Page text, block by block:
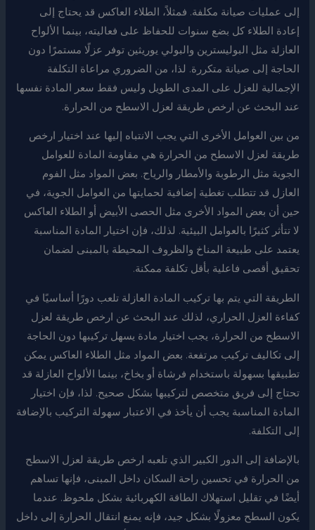
إلى عمليات صيانة مكلفة. فمثلاً، الطلاء العاكس قد يحتاج إلى
إعادة الطلاء كل بضع سنوات للحفاظ على فعاليته، بينما الألواح
العازلة مثل البوليسترين والبولي يوريثين توفر عزلًا مستمرًا دون
الحاجة إلى صيانة متكررة. لذا، من الضروري مراعاة التكلفة
الإجمالية للعزل على المدى الطويل وليس فقط سعر المادة نفسها
عند البحث عن ارخص طريقة لعزل الاسطح من الحرارة.
من بين العوامل الأخرى التي يجب الانتباه إليها عند اختيار ارخص
طريقة لعزل الاسطح من الحرارة هي مقاومة المادة للعوامل
الجوية مثل الرطوبة والأمطار والرياح. بعض المواد مثل الفوم
العازل قد تتطلب تغطية إضافية لحمايتها من العوامل الجوية، في
حين أن بعض المواد الأخرى مثل الحصى الأبيض أو الطلاء العاكس
لا تتأثر كثيرًا بالعوامل البيئية. لذلك، فإن اختيار المادة المناسبة
يعتمد على طبيعة المناخ والظروف المحيطة بالمبنى لضمان
تحقيق أقصى فاعلية بأقل تكلفة ممكنة.
الطريقة التي يتم بها تركيب المادة العازلة تلعب دورًا أساسيًا في
كفاءة العزل الحراري، لذلك عند البحث عن ارخص طريقة لعزل
الاسطح من الحرارة، يجب اختيار مادة يسهل تركيبها دون الحاجة
إلى تكاليف تركيب مرتفعة. بعض المواد مثل الطلاء العاكس يمكن
تطبيقها بسهولة باستخدام فرشاة أو بخاخ، بينما الألواح العازلة قد
تحتاج إلى فريق متخصص لتركيبها بشكل صحيح. لذا، فإن اختيار
المادة المناسبة يجب أن يأخذ في الاعتبار سهولة التركيب بالإضافة
إلى التكلفة.
بالإضافة إلى الدور الكبير الذي تلعبه ارخص طريقة لعزل الاسطح
من الحرارة في تحسين راحة السكان داخل المبنى، فإنها تساهم
أيضًا في تقليل استهلاك الطاقة الكهربائية بشكل ملحوظ. عندما
يكون السطح معزولًا بشكل جيد، فإنه يمنع انتقال الحرارة إلى داخل